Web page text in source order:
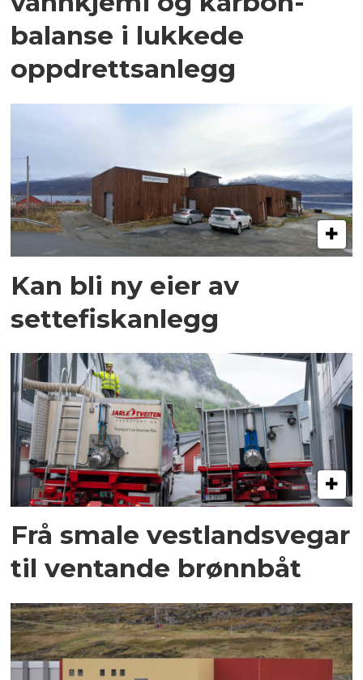
balanse i lukkede
oppdrettsanlegg
Kan bli ny eier av
settefiskanlegg
Frå smale vestlandsvegar
til ventande brønnbåt